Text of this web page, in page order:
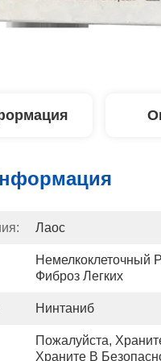
Лаос
Немелкоклеточный
Фиброз Легких
Нинтаниб
Пожалуйста,
Храните В